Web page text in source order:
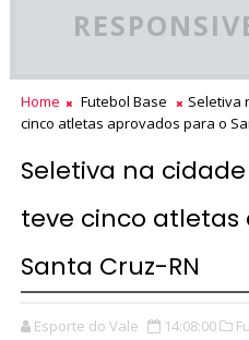
Home Futebol Base
Seletiva
cinco atletas aprovados para o
Seletiva na
teve cinco atletas
Santa Cruz-RN
Esporte do Vale 14:08:00